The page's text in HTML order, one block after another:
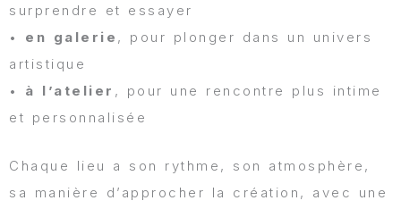
surprendre et essayer
• en galerie , pour plonger dans un univers
artistique
• à l’atelier , pour une rencontre plus intime
et personnalisée
Chaque lieu a son rythme, son atmosphère,
sa manière d’approcher la création, avec une